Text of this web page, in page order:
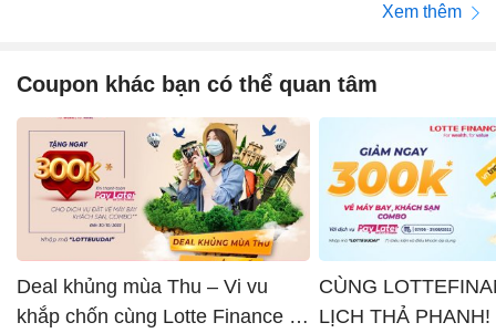
Xem thêm
Coupon khác bạn có thể quan tâm
Deal khủng mùa Thu – Vi vu
khắp chốn cùng Lotte Finance x
CÙNG
LỊCH THẢ PHANH!